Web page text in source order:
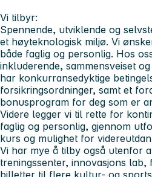
Vi tilbyr:
Spennende, utviklende og
et høyteknologisk miljø. Vi
både faglig og personlig. Hos
inkluderende, sammensveiset
har konkurransedyktige
forsikringsordninger, samt et
bonusprogram for deg som er
Videre legger vi til rette for
faglig og personlig, gjennom
kurs og mulighet for
Vi har mye å tilby også utenfor
treningssenter, innovasjons
billetter til flere kultur- og